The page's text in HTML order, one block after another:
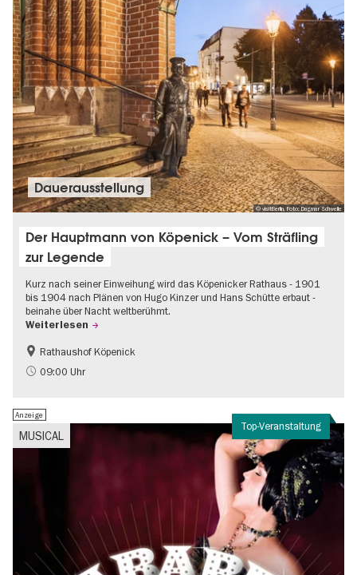
© visitBerlin, Foto: Dagmar Schwelle
Dauer­aus­stel­lung
Der Hauptmann von Köpenick – Vom Sträfling
zur Legende
Kurz nach seiner Einweihung wird das Köpenicker Rathaus - 1901
bis 1904 nach Plänen von Hugo Kinzer und Hans Schütte erbaut -
beinahe über Nacht weltberühmt.
Weiterlesen
Geschichte
Going local Berlin
Rathaushof Köpenick
09:00 Uhr
Top-Veranstaltung
MUSICAL
Anzeige